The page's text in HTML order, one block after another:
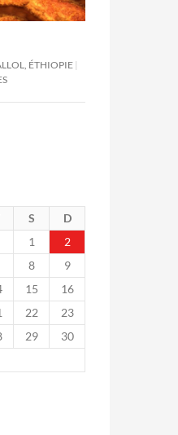
ÉTHIOPIE
S
D
1
2
8
9
15
16
22
23
29
30